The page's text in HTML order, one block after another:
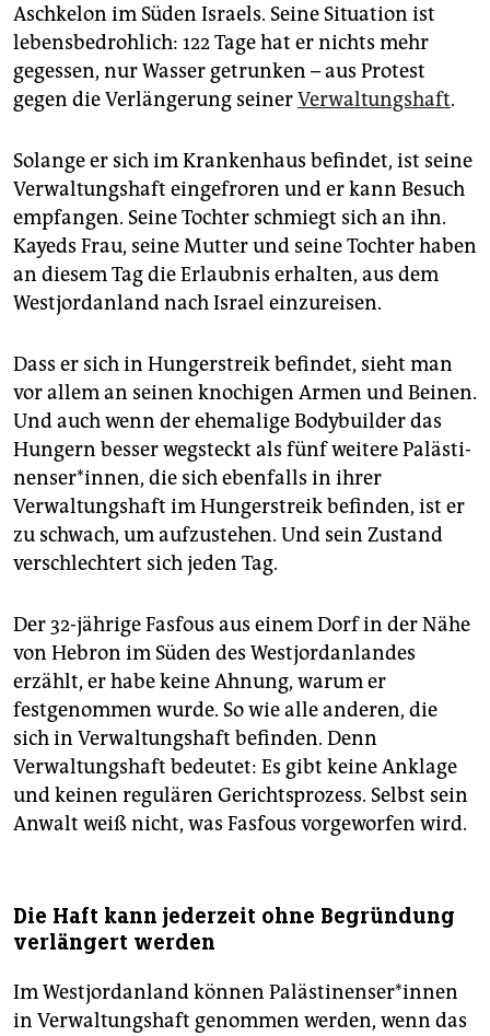
epaper login
Aschkelon im Süden Israels. Seine Situation ist
lebensbedrohlich: 122 Tage hat er nichts mehr
gegessen, nur Wasser getrunken – aus Protest
gegen die Verlängerung seinerVerwaltungshaft.
Solange er sich im Krankenhaus befindet, ist seine
Verwaltungshaft eingefroren und er kann Besuch
empfangen. Seine Tochter schmiegt sich an ihn.
Kayeds Frau, seine Mutter und seine Tochter haben
an diesem Tag die Erlaubnis erhalten, aus dem
Westjordanland nach Israel einzureisen.
Dass er sich in Hungerstreik befindet, sieht man
vor allem an seinen knochigen Armen und Beinen.
Und auch wenn der ehemalige Bodybuilder das
Hungern besser wegsteckt als fünf weitere Pa­läs­ti­
nen­ser*innen, die sich ebenfalls in ihrer
Verwaltungshaft im Hungerstreik befinden, ist er
zu schwach, um aufzustehen. Und sein Zustand
verschlechtert sich jeden Tag.
Der 32-jährige Fasfous aus einem Dorf in der Nähe
von Hebron im Süden des Westjordanlandes
erzählt, er habe keine Ahnung, warum er
festgenommen wurde. So wie alle anderen, die
sich in Verwaltungshaft befinden. Denn
Verwaltungshaft bedeutet: Es gibt keine Anklage
und keinen regulären Gerichtsprozess. Selbst sein
Anwalt weiß nicht, was Fasfous vorgeworfen wird.
Die Haft kann jederzeit ohne Begründung
verlängert werden
Im Westjordanland können Pa­läs­ti­nen­se­r*in­nen
in Verwaltungshaft genommen werden, wenn das